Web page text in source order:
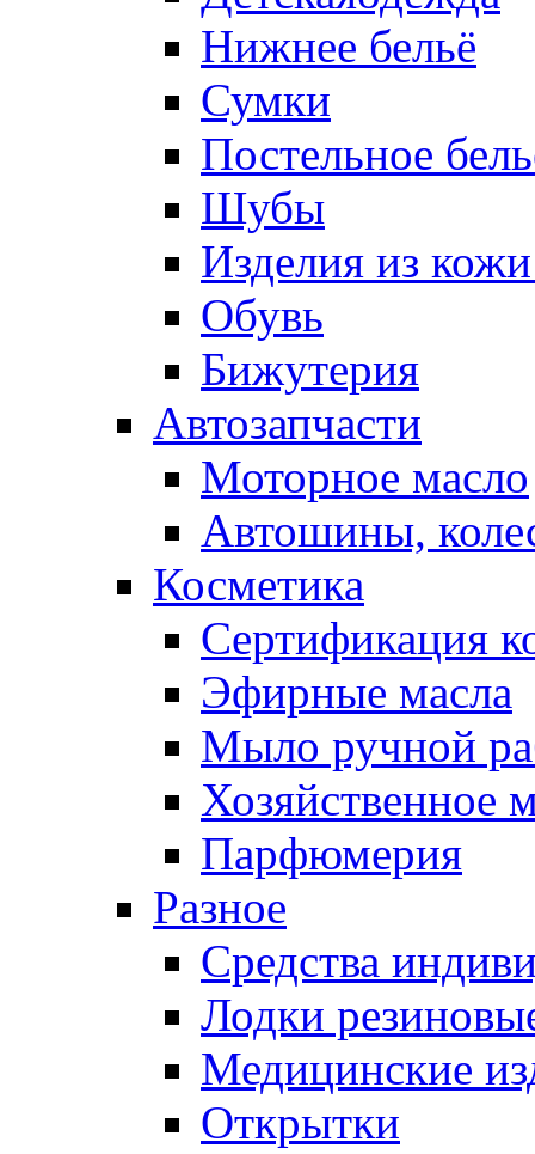
Нижнее бельё
Сумки
Постельное
Шубы
Изделия из
Обувь
Бижутерия
Автозапчасти
Моторное масло
Автошины,
Косметика
Сертификация
Эфирные масла
Мыло ручной
Хозяйственное
Парфюмерия
Разное
Средства
Лодки
Медицинские
Открытки